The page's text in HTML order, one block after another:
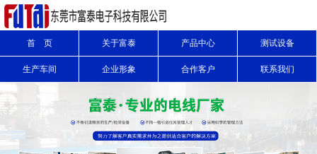
首 页 关于富泰 产品中心 测试设备
生产车间 企业形象 合作客户 联系我们
信息搜索
搜索